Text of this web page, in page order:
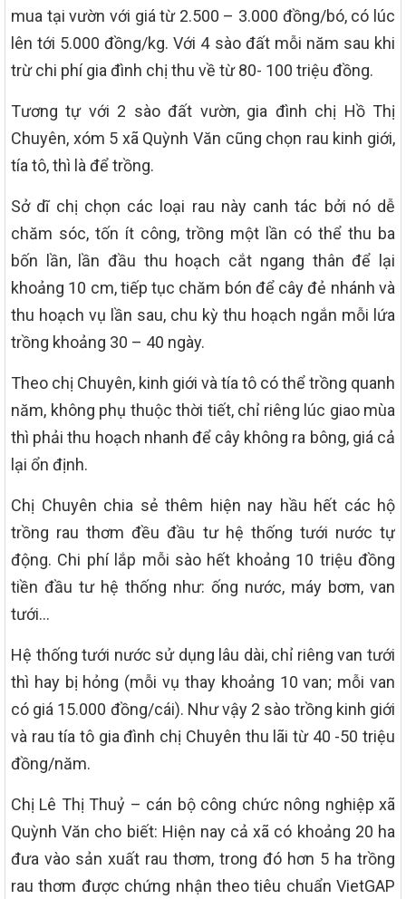
mua tại vườn với giá từ 2.500 – 3.000 đồng/bó, có lúc
lên tới 5.000 đồng/kg. Với 4 sào đất mỗi năm sau khi
trừ chi phí gia đình chị thu về từ 80- 100 triệu đồng.
Tương tự với 2 sào đất vườn, gia đình chị Hồ Thị
Chuyên, xóm 5 xã Quỳnh Văn cũng chọn rau kinh giới,
tía tô, thì là để trồng.
Sở dĩ chị chọn các loại rau này canh tác bởi nó dễ
chăm sóc, tốn ít công, trồng một lần có thể thu ba
bốn lần, lần đầu thu hoạch cắt ngang thân để lại
khoảng 10 cm, tiếp tục chăm bón để cây đẻ nhánh và
thu hoạch vụ lần sau, chu kỳ thu hoạch ngắn mỗi lứa
trồng khoảng 30 – 40 ngày.
Theo chị Chuyên, kinh giới và tía tô có thể trồng quanh
năm, không phụ thuộc thời tiết, chỉ riêng lúc giao mùa
thì phải thu hoạch nhanh để cây không ra bông, giá cả
lại ổn định.
Chị Chuyên chia sẻ thêm hiện nay hầu hết các hộ
trồng rau thơm đều đầu tư hệ thống tưới nước tự
động. Chi phí lắp mỗi sào hết khoảng 10 triệu đồng
tiền đầu tư hệ thống như: ống nước, máy bơm, van
tưới…
Hệ thống tưới nước sử dụng lâu dài, chỉ riêng van tưới
thì hay bị hỏng (mỗi vụ thay khoảng 10 van; mỗi van
có giá 15.000 đồng/cái). Như vậy 2 sào trồng kinh giới
và rau tía tô gia đình chị Chuyên thu lãi từ 40 -50 triệu
đồng/năm.
Chị Lê Thị Thuỷ – cán bộ công chức nông nghiệp xã
Quỳnh Văn cho biết: Hiện nay cả xã có khoảng 20 ha
đưa vào sản xuất rau thơm, trong đó hơn 5 ha trồng
rau thơm được chứng nhận theo tiêu chuẩn VietGAP